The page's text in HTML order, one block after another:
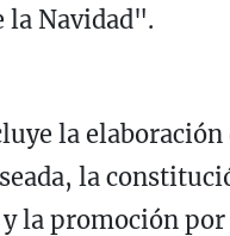
la Navidad".
la
la
y la promoción